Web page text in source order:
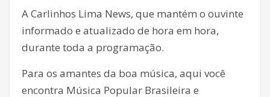
A Carlinhos Lima News, que mantém o ouvinte
informado e atualizado de hora em hora,
durante toda a programação.
Para os amantes da boa música, aqui você
encontra Música Popular Brasileira e